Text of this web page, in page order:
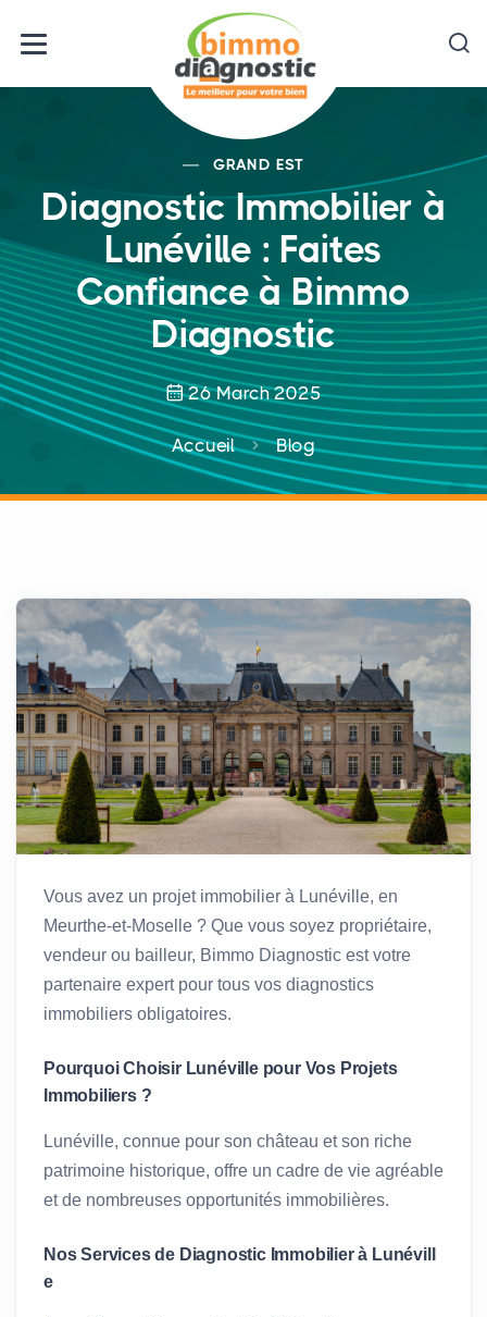
GRAND EST
Diagnostic Immobilier à
Lunéville : Faites
Confiance à Bimmo
Diagnostic
26 March 2025
Accueil Blog
Vous avez un projet immobilier à Lunéville, en
Meurthe-et-Moselle ? Que vous soyez propriétaire,
vendeur ou bailleur, Bimmo Diagnostic est votre
partenaire expert pour tous vos diagnostics
immobiliers obligatoires.
Pourquoi Choisir Lunéville pour Vos Projets
Immobiliers ?
Lunéville, connue pour son château et son riche
patrimoine historique, offre un cadre de vie agréable
et de nombreuses opportunités immobilières.
Nos Services de Diagnostic Immobilier à Lunévill
e